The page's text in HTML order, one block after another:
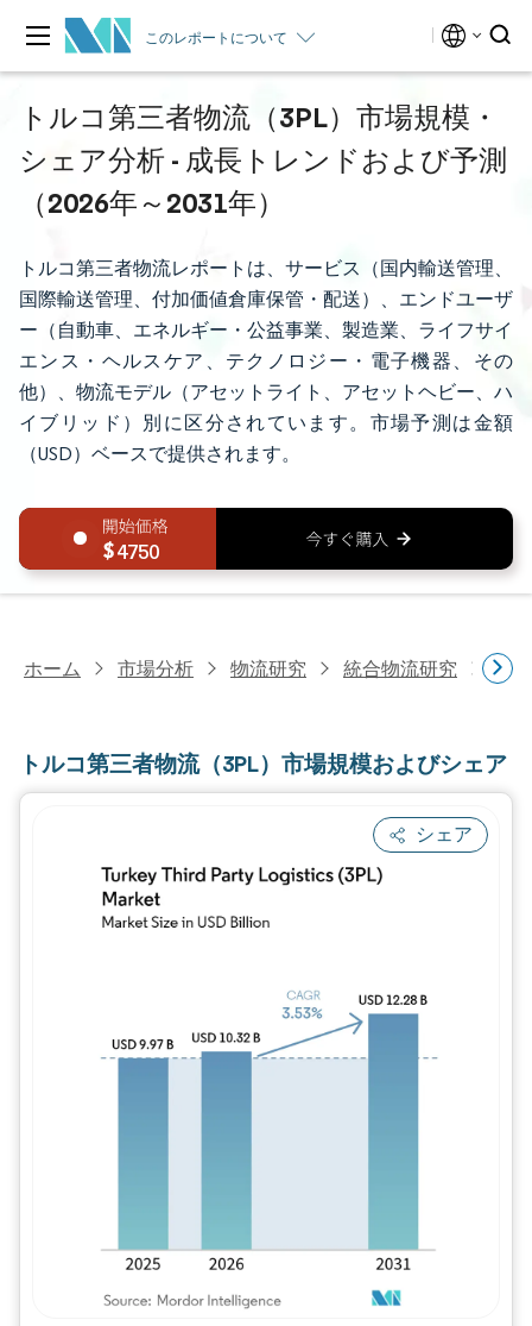
このレポートについて
トルコ第三者物流（3PL）市場規模・
シェア分析 - 成長トレンドおよび予測
（2026年～2031年）
トルコ第三者物流レポートは、サービス（国内輸送管理、
国際輸送管理、付加価値倉庫保管・配送）、エンドユーザ
ー（自動車、エネルギー・公益事業、製造業、ライフサイ
エンス・ヘルスケア、テクノロジー・電子機器、その
他）、物流モデル（アセットライト、アセットヘビー、ハ
イブリッド）別に区分されています。市場予測は金額
（USD）ベースで提供されます。
4750
ホーム 市場分析 物流研究 統合物流研究 ト
トルコ第三者物流（3PL）市場規模およびシェア
シェア